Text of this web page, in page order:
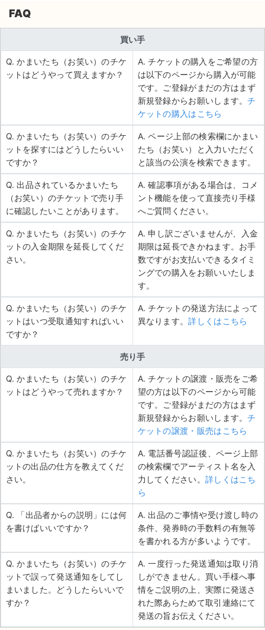
FAQ
買い手
Q. かまいたち（お笑い）のチケ
ットはどうやって買えますか？
A. チケットの購入をご希望の方
は以下のページから購入が可能
です。ご登録がまだの方はまず
新規登録からお願いします。チ
ケットの購入はこちら
Q. かまいたち（お笑い）のチケ
ットを探すにはどうしたらいい
ですか？
A. ページ上部の検索欄にかまい
たち（お笑い）と入力いただく
と該当の公演を検索できます。
Q. 出品されているかまいたち
（お笑い）のチケットで売り手
に確認したいことがあります。
A. 確認事項がある場合は、コメ
ント機能を使って直接売り手様
へご質問ください。
Q. かまいたち（お笑い）のチケ
ットの入金期限を延長してくだ
さい。
A. 申し訳ございませんが、入金
期限は延長できかねます。お手
数ですがお支払いできるタイミ
ングでの購入をお願いいたしま
す。
Q. かまいたち（お笑い）のチケ
ットはいつ受取通知すればいい
ですか？
A. チケットの発送方法によって
異なります。詳しくはこちら
売り手
Q. かまいたち（お笑い）のチケ
ットはどうやって売れますか？
A. チケットの譲渡・販売をご希
望の方は以下のページから可能
です。ご登録がまだの方はまず
新規登録からお願いします。チ
ケットの譲渡・販売はこちら
Q. かまいたち（お笑い）のチケ
ットの出品の仕方を教えてくだ
さい。
A. 電話番号認証後、ページ上部
の検索欄でアーティスト名を入
力してください。 詳しくはこち
ら
Q. 「出品者からの説明」には何
を書けばいいですか？
A. 出品のご事情や受け渡し時の
条件、発券時の手数料の有無等
を書かれる方が多いようです。
Q. かまいたち（お笑い）のチケ
ットで誤って発送通知をしてし
まいました。どうしたらいいで
すか？
A. 一度行った発送通知は取り消
しができません。買い手様へ事
情をご説明の上、実際に発送さ
れた際あらためて取引連絡にて
発送の旨お伝えください。